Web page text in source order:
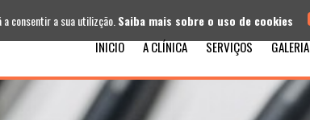
INICIO A CLÍNICA SERVIÇOS GALERIA
consentir a sua utilizção. Saiba mais sobre o uso de cookies